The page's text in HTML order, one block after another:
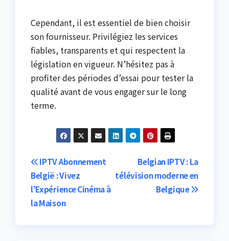
Cependant, il est essentiel de bien choisir
son fournisseur. Privilégiez les services
fiables, transparents et qui respectent la
législation en vigueur. N’hésitez pas à
profiter des périodes d’essai pour tester la
qualité avant de vous engager sur le long
terme.
Post
navigation
Belgian IPTV : La
télévision moderne en
Belgique
IPTV Abonnement
België : Vivez
l’Expérience Cinéma à
la Maison